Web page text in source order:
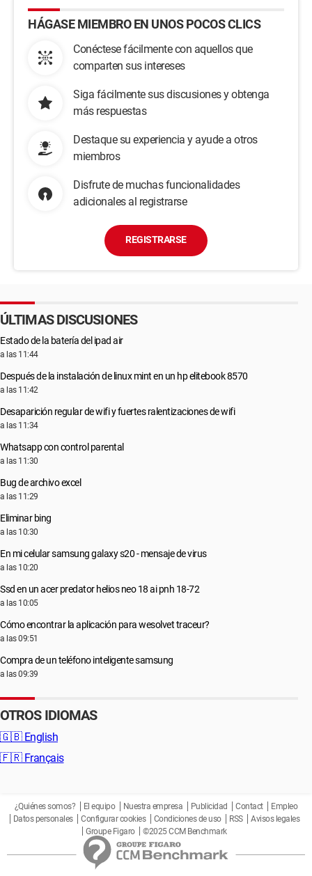
HÁGASE MIEMBRO EN UNOS POCOS CLICS
Conéctese fácilmente con aquellos que
comparten sus intereses
Siga fácilmente sus discusiones y obtenga
más respuestas
Destaque su experiencia y ayude a otros
miembros
Disfrute de muchas funcionalidades
adicionales al registrarse
REGISTRARSE
ÚLTIMAS DISCUSIONES
Estado de la batería del ipad air
a las 11:44
Después de la instalación de linux mint en un hp elitebook 8570
a las 11:42
Desaparición regular de wifi y fuertes ralentizaciones de wifi
a las 11:34
Whatsapp con control parental
a las 11:30
Bug de archivo excel
a las 11:29
Eliminar bing
a las 10:30
En mi celular samsung galaxy s20 - mensaje de virus
a las 10:20
Ssd en un acer predator helios neo 18 ai pnh 18-72
a las 10:05
Cómo encontrar la aplicación para wesolvet traceur?
a las 09:51
Compra de un teléfono inteligente samsung
a las 09:39
OTROS IDIOMAS
🇬🇧 English
🇫🇷 Français
¿Quiénes somos? El equipo Nuestra empresa Publicidad Contact
Empleo
Datos personales
Configurar cookies Condiciones de uso RSS
Avisos legales
Groupe Figaro
©2025 CCM Benchmark